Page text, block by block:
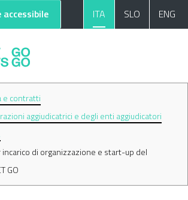
ITA SLO ENG
e contratti
aggiudicatrici e degli enti aggiudicatori
di organizzazione e start-up del
GO